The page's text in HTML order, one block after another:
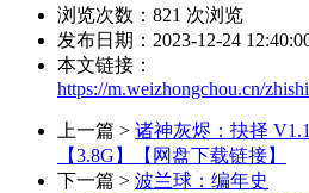
浏览次数： 821 次浏览
发布日期：2023-12-24
本文链接：
https://m.weizhongchou.cn/
上一篇 > 诸神灰烬：抉择
【3.8G】【网盘下载链接】
下一篇 > 波兰球：编年史